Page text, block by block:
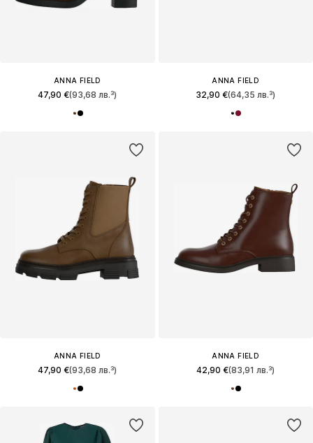
ANNA FIELD
47,90 €(93,68 лв.³)
ANNA FIELD
32,90 €(64,35 лв.³)
ANNA FIELD
47,90 €(93,68 лв.³)
ANNA FIELD
42,90 €(83,91 лв.³)